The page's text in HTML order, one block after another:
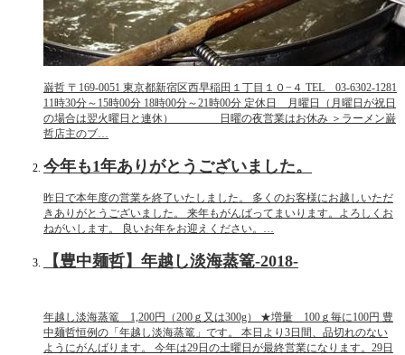
巌哲 〒169-0051 東京都新宿区西早稲田１丁目１０−４ TEL 03-6302-1281
11時30分～15時00分 18時00分～21時00分 定休日 月曜日（月曜日が祝日
の場合は翌火曜日と連休） 日曜の夜営業はお休み ＞ラーメン巌
哲店主のブ…
今年も1年ありがとうございました。
昨日で本年度の営業を終了いたしました。 多くのお客様にお越しいただ
きありがとうございました。 来年もがんばってまいります。よろしくお
ねがいします。 良いお年をお迎えください。…
【豊中麺哲】年越し淡海蒸篭-2018-
年越し淡海蒸篭 1,200円（200ｇ又は300g） ★増量 100ｇ毎に100円 豊
中麺哲恒例の「年越し淡海蒸篭」です。 本日より3日間、品切れのない
ようにがんばります。 今年は29日の土曜日が最終営業になります。29日